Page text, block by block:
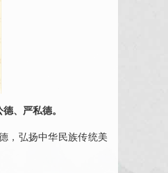
、严私德。
，弘扬中华民族传统美